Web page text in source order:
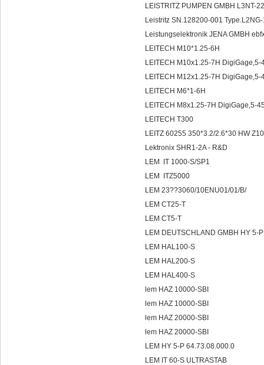
LEISTRITZ PUMPEN GMBH L3NT-
Leistritz SN.128200-001
Leistungselektronik JENA GMBH
LEITECH M10*1.25-6H
LEITECH M10x1.25-7H
LEITECH M12x1.25-7H
LEITECH M6*1-6H
LEITECH M8x1.25-7H DigiGage,5-
LEITECH T300
LEITZ 60255 350*3.2/2.6*30 HW
Lektronix SHR1-2A - R&D
LEM IT 1000-S/SP1
LEM ITZ5000
LEM 23??3060/10ENU01/01/B/
LEM CT25-T
LEM CT5-T
LEM DEUTSCHLAND GMBH HY
LEM HAL100-S
LEM HAL200-S
LEM HAL400-S
lem HAZ 10000-SBI
lem HAZ 10000-SBI
lem HAZ 20000-SBI
lem HAZ 20000-SBI
LEM HY 5-P 64.73.08.000.0
LEM IT 60-S ULTRASTAB